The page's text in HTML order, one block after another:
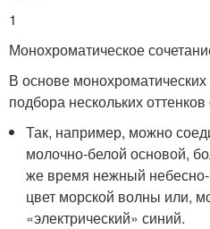
1
Монохроматическое
В основе
подбора нескольких
Так, например, можно
молочно-белой основой,
же время нежный небесно-
цвет морской волны или,
«электрический» синий.